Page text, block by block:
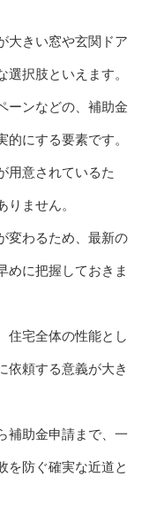
大きい窓や玄関ドア
択肢といえます。
ーンなどの、補助金
にする要素です。
用意されているた
ません。
変わるため、最新の
めに把握しておきま
住宅全体の性能とし
依頼する意義が大き
補助金申請まで、一
を防ぐ確実な近道と